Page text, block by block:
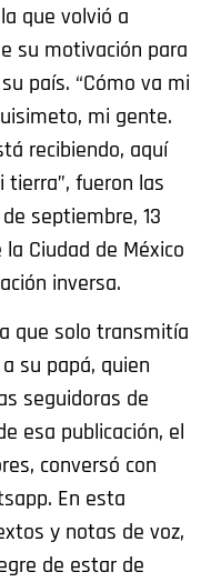
que volvió a
su motivación para
país. “Cómo va mi
mi gente.
recibiendo, aquí
tierra”, fueron las
septiembre, 13
Ciudad de México
inversa.
que solo transmitía
su papá, quien
seguidoras de
esa publicación, el
conversó con
En esta
y notas de voz,
de estar de